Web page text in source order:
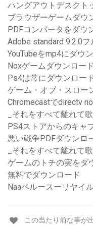
ハングアウトデスクト
ブラウザーゲームダウ
PDFコンバータをダウ
Adobe standard 9.2.0
YouTubeをmp4にダウ
Noxゲームダウンロー
Ps4は常にダウンロー
ゲーム・オブ・スロー
Chromecastでdirectv
_それをすべて離れて
PS4ストアからのキャ
悪い戦争PDFダウンロ
_それをすべて離れて
ゲームのトチの実をダ
無料でダウンロード
Naaペルースーリヤイ
この当たり前な事が